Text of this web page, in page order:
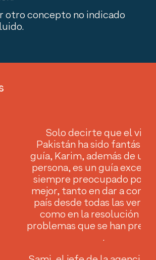
otro concepto no indicado
Solo decirte que el viaje
Pakistán ha sido
guía, Karim, además de
persona, es un guía
siempre preocupado por
mejor, tanto en dar a
país desde todas las
como en la resolución de
problemas que se han
.